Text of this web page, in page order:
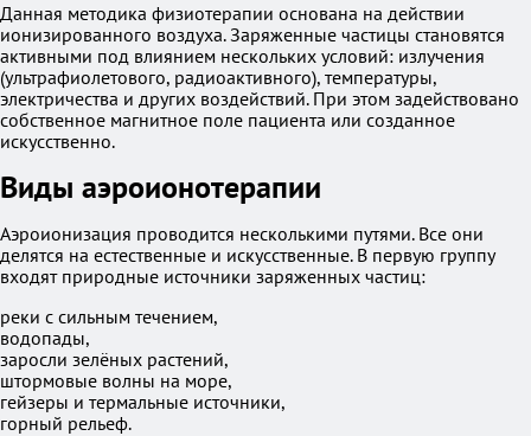
Данная методика физиотерапии основана на действии
ионизированного воздуха. Заряженные частицы становятся
активными под влиянием нескольких условий: излучения
(ультрафиолетового, радиоактивного), температуры,
электричества и других воздействий. При этом задействовано
собственное магнитное поле пациента или созданное
искусственно.
Виды аэроионотерапии
Аэроионизация проводится несколькими путями. Все они
делятся на естественные и искусственные. В первую группу
входят природные источники заряженных частиц:
реки с сильным течением,
водопады,
заросли зелёных растений,
штормовые волны на море,
гейзеры и термальные источники,
горный рельеф.